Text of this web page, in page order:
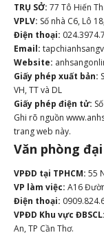
TRỤ SỞ: 77 Tô Hiến
VPLV: Số nhà C6, Lô
Điện thoại:
Email:
Website:
Giấy phép xuất bản:
VH, TT và DL
Giấy phép điện tử:
Ghi rõ nguồn
trang web này.
Văn phòng
VPĐD tại TPHCM: 55
VP làm việc: A16
Điện thoại:
VPĐD Khu vực ĐBSCL:
An, TP Cần Thơ.